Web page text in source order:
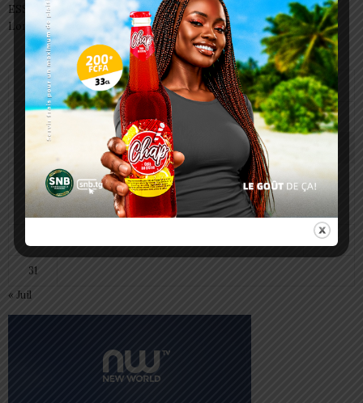
ESSAL 2026 : les admissibles convoqués pour la visite médicale à
Lomé
août 2026
M M J V S D
1 2
5
10 11 12 13 14 15 16
17 18 19 21 22 23
30
31
« Juil